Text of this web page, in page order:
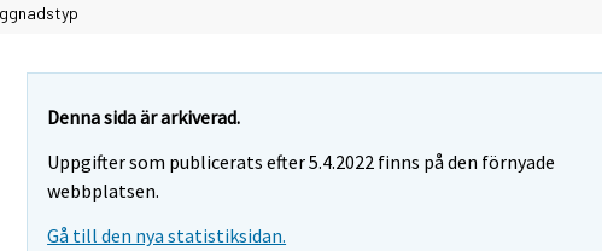
Denna sida är arkiverad.
Uppgifter som publicerats efter 5.4.2022 finns på den förnyade
webbplatsen.
Gå till den nya statistiksidan.